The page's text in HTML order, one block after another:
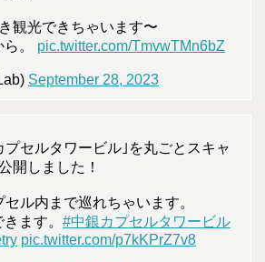
観光できちゃいます〜
。 pic.twitter.com/TmvwTMn6bZ
September 28, 2023
セルタワービル｣を丸ごとスキャ
開しました！
ル内まで巡れちゃいます。
ます。 #中銀カプセルタワービル
pic.twitter.com/p7kKPrZ7v8